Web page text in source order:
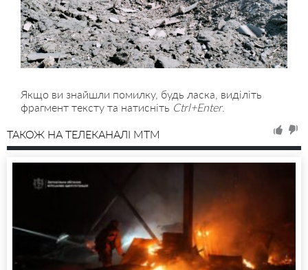
Якщо ви знайшли помилку, будь ласка, виділіть
фрагмент тексту та натисніть Ctrl+Enter.
ТАКОЖ НА ТЕЛЕКАНАЛІ MTM